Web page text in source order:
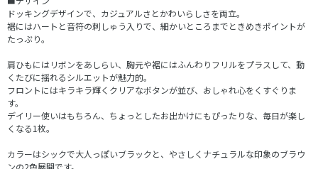
ドッキングデザインで、カジュアルさとかわいらしさを両立。
裾にはハートと音符の刺しゅう入りで、細かいところまでときめきポイントが
たっぷり。
肩ひもにはリボンをあしらい、胸元や裾にはふんわりフリルをプラスして、動
くたびに揺れるシルエットが魅力的。
フロントにはキラキラ輝くクリアなボタンが並び、おしゃれ心をくすぐりま
す。
デイリー使いはもちろん、ちょっとしたお出かけにもぴったりな、毎日が楽し
くなる1枚。
カラーはシックで大人っぽいブラックと、やさしくナチュラルな印象のブラウ